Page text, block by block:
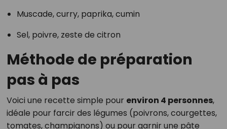
Muscade, curry, paprika, cumin
Sel, poivre, zeste de citron
Méthode de préparation
pas à pas
Voici une recette simple pour environ 4 personnes,
idéale pour farcir des légumes (poivrons, courgettes,
tomates, champignons) ou pour garnir une pâte